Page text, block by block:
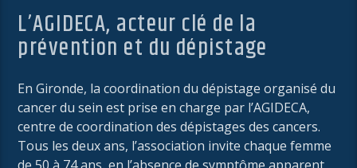
L’AGIDECA, acteur clé de la
prévention et du dépistage
En Gironde, la coordination du dépistage organisé du
cancer du sein est prise en charge par l’AGIDECA,
centre de coordination des dépistages des cancers.
Tous les deux ans, l’association invite chaque femme